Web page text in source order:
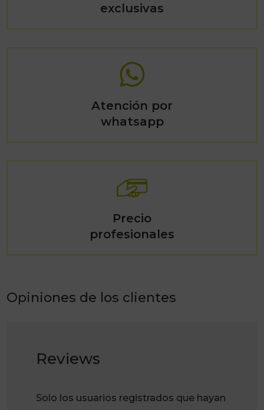
exclusivas
Atención por
whatsapp
Precio
profesionales
Opiniones de los clientes
Reviews
Solo los usuarios registrados que hayan